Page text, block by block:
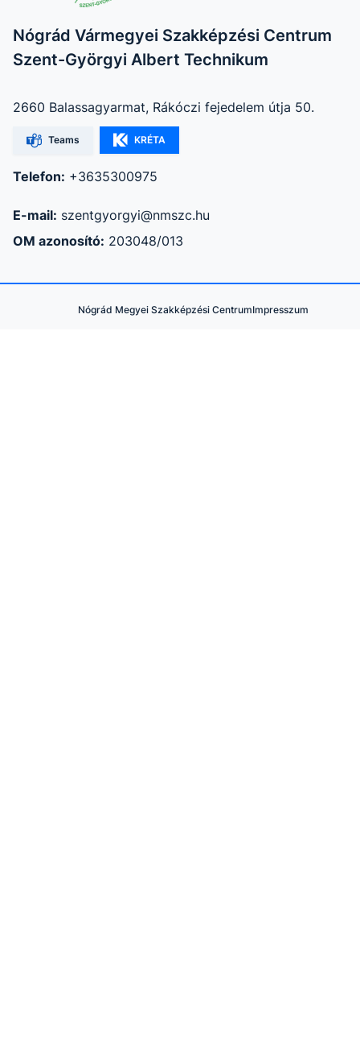
Nógrád Vármegyei Szakképzési Centrum
Szent-Györgyi Albert Technikum
2660 Balassagyarmat, Rákóczi fejedelem útja 50.
Teams KRÉTA
Telefon: +3635300975
E-mail: szentgyorgyi@nmszc.hu
OM azonosító: 203048/013
Nógrád Megyei Szakképzési CentrumImpresszum